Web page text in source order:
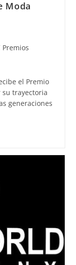
Moda
Premios
el Premio
su trayectoria
generaciones